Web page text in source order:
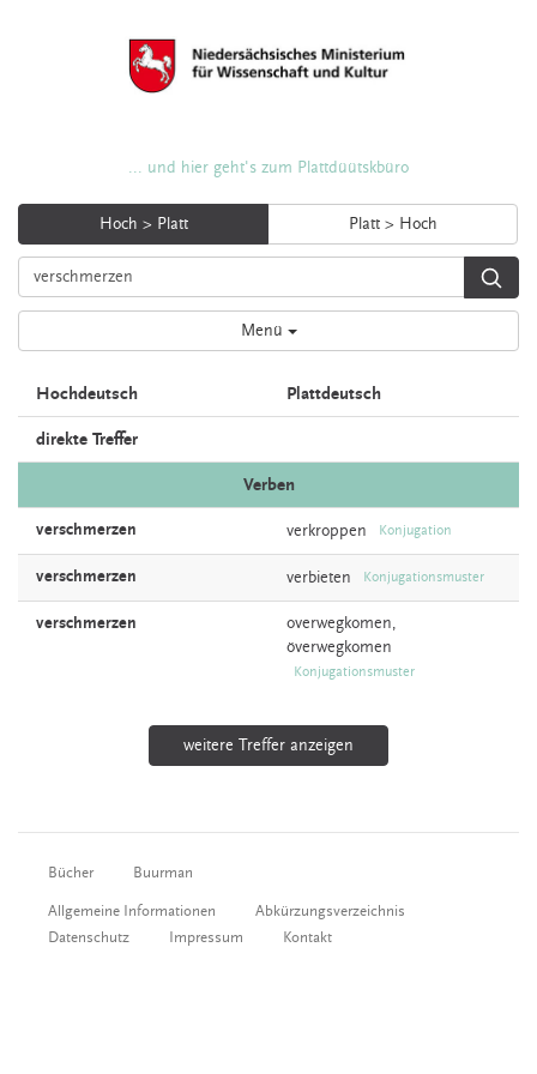
... und hier geht's zum Plattdüütskbüro
Hoch > Platt Platt > Hoch
Menü
Hochdeutsch Plattdeutsch
direkte Treffer
Verben
verschmerzen verkroppen Konjugation
verschmerzen verbieten Konjugationsmuster
verschmerzen
overwegkomen,
överwegkomen
Konjugationsmuster
weitere Treffer anzeigen
Bücher Buurman
Allgemeine Informationen
Abkürzungsverzeichnis
Datenschutz
Impressum Kontakt